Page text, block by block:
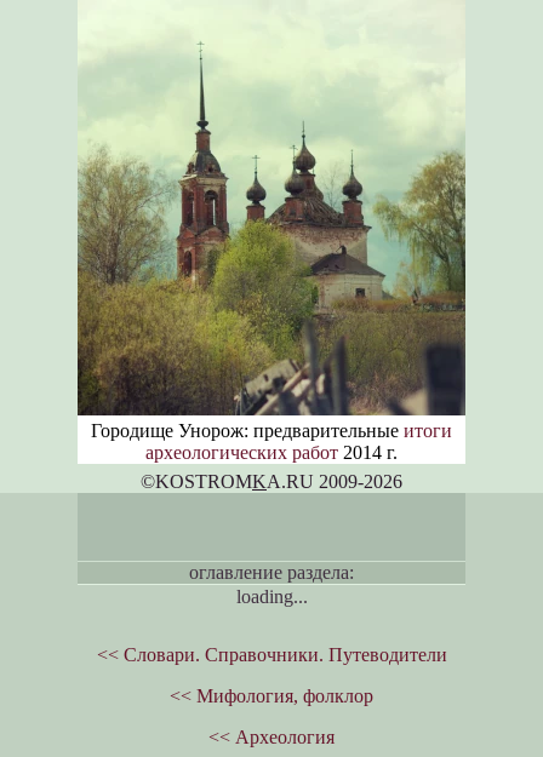
Городище Унорож: предварительные итоги
археологических работ 2014 г.
©KOSTROMKA.RU 2009-2026
оглавление раздела:
loading...
<< Словари. Справочники. Путеводители
<< Мифология, фолклор
<< Археология